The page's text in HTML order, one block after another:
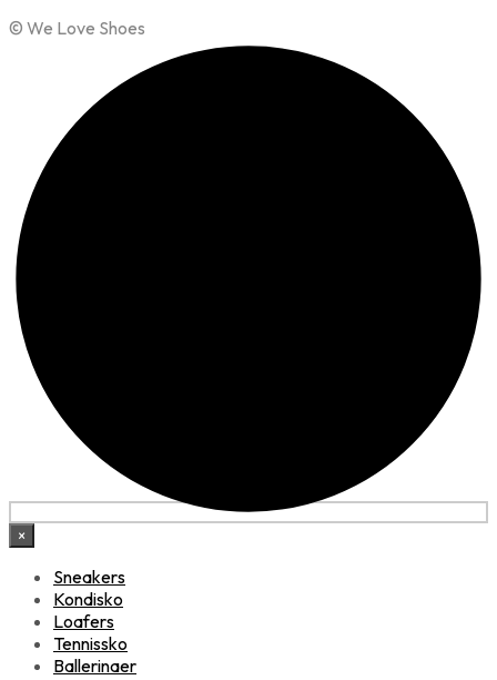
© We Love Shoes
×
Sneakers
Kondisko
Loafers
Tennissko
Ballerinaer